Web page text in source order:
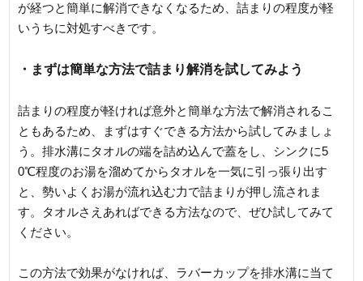
が経つと簡単に解消できなくなるため、詰まりの程度が軽
いうちに対処すべきです。
・まずは簡単な方法で詰まり解消を試してみよう
詰まりの程度が軽ければ意外と簡単な方法で解消されるこ
ともあるため、まずはすぐできる方法から試してみましょ
う。排水溝にタオルの端を詰め込んで蓋をし、シンクに5
0℃程度のお湯を溜めてからタオルを一気に引っ張り出す
と、勢いよくお湯が流れ込む力で詰まりが押し流されま
す。タオルさえあればできる方法なので、ぜひ試してみて
ください。
この方法で効果がなければ、ラバーカップを排水溝に当て